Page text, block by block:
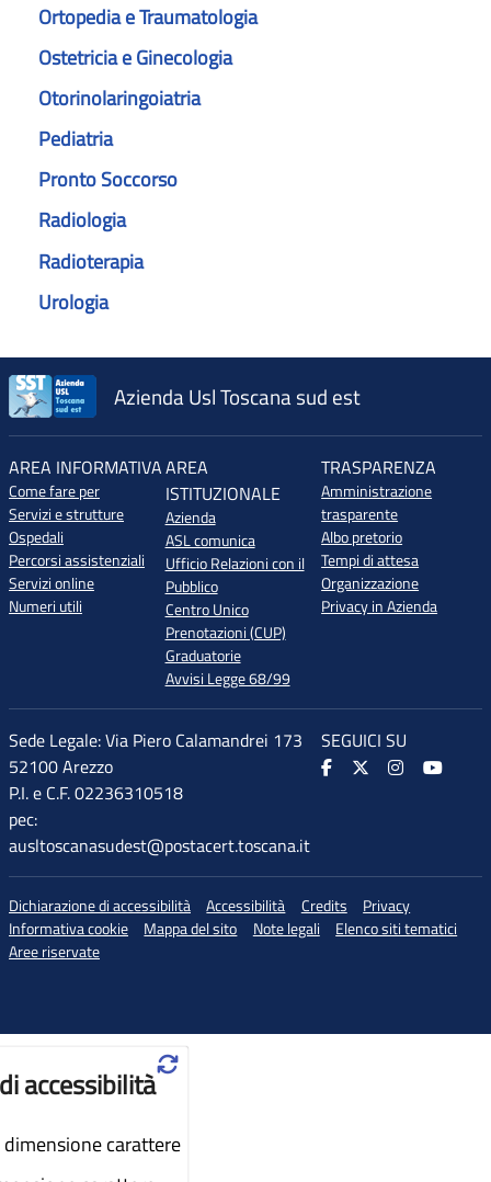
Ortopedia e Traumatologia
Ostetricia e Ginecologia
Otorinolaringoiatria
Pediatria
Pronto Soccorso
Radiologia
Radioterapia
Urologia
Azienda Usl Toscana sud est
AREA INFORMATIVA
Come fare per
Servizi e strutture
Ospedali
Percorsi assistenziali
Servizi online
Numeri utili
AREA
ISTITUZIONALE
Azienda
ASL comunica
Ufficio Relazioni con il
Pubblico
Centro Unico
Prenotazioni (CUP)
Graduatorie
Avvisi Legge 68/99
TRASPARENZA
Amministrazione
trasparente
Albo pretorio
Tempi di attesa
Organizzazione
Privacy in Azienda
Sede Legale: Via Piero Calamandrei 173
52100 Arezzo
P.I. e C.F. 02236310518
pec:
ausltoscanasudest@postacert.toscana.it
SEGUICI SU
Dichiarazione di accessibilità Accessibilità Credits
Privacy
Informativa cookie
Mappa del sito Note legali
Elenco siti tematici
Aree riservate
accessibilità
carattere